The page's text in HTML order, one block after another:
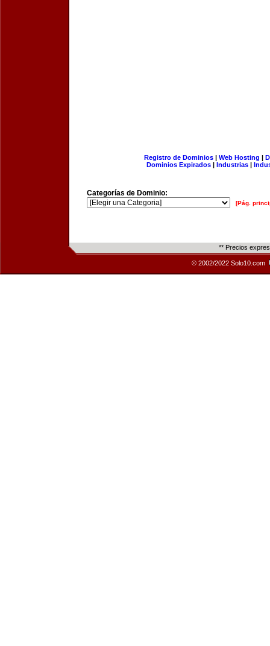
Registro de Dominios| Web Hosting |
Dominios Expirados | Industrias |
Categorías de Dominio:
[Pág.
** Precios
© 2002/2022 Solo10.com